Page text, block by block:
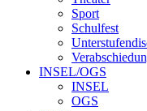
Sport
Schulfest
INSEL/OGS
INSEL
OGS